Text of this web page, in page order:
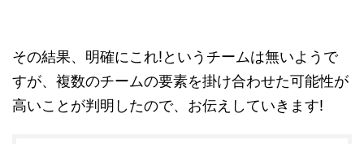
その結果、明確にこれ!というチームは無いようで
すが、複数のチームの要素を掛け合わせた可能性が
高いことが判明したので、お伝えしていきます!